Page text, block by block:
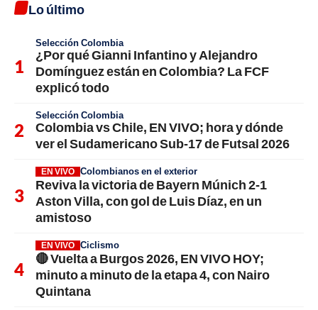
Lo último
Selección Colombia
¿Por qué Gianni Infantino y Alejandro
Domínguez están en Colombia? La FCF
explicó todo
Selección Colombia
Colombia vs Chile, EN VIVO; hora y dónde
ver el Sudamericano Sub-17 de Futsal 2026
EN VIVO Colombianos en el exterior
Reviva la victoria de Bayern Múnich 2-1
Aston Villa, con gol de Luis Díaz, en un
amistoso
EN VIVO Ciclismo
🔴 Vuelta a Burgos 2026, EN VIVO HOY;
minuto a minuto de la etapa 4, con Nairo
Quintana